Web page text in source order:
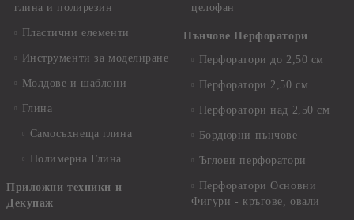
глина и полирезин
Пластични елементи
Инструменти за моделиране
Молдове и шаблони
Глина
Самосъхнеща глина
Полимерна Глина
Приложни техники и
Декупаж
целофан
Пънчове Перфоратори
Перфоратори до 2,50 см
Перфоратори 2,50 см
Перфоратори над 2,50 см
Бордюрни пънчове
Ъглови перфоратори
Перфоратори Основни
Фигури - кръгове, овали